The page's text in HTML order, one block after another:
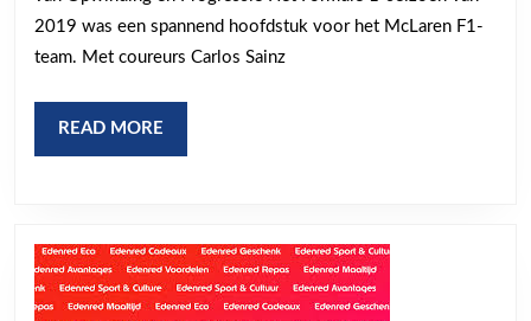
Opwinding
en
2019 was een spannend hoofdstuk voor het McLaren F1-
team. Met coureurs Carlos Sainz
READ MORE
MORE